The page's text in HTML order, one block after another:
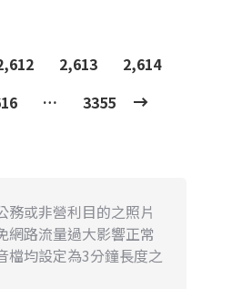
2,613
2,614
… 3355
務或非營利目的之照片
網路流量過大影響正常
檔均設定為3分鐘長度之